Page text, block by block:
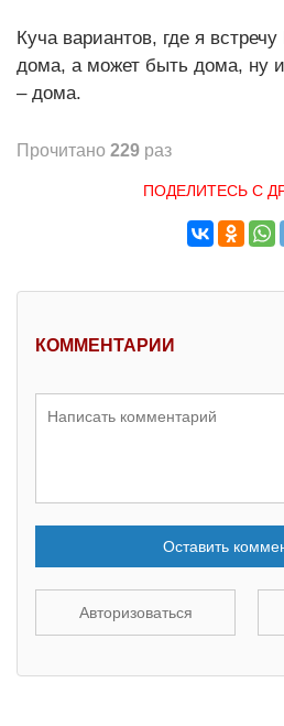
Куча вариантов, где я
дома, а может быть дома, ну
– дома.
Прочитано 229 раз
ПОДЕЛИТЕСЬ С
КОММЕНТАРИИ
Оставить
Авторизоваться